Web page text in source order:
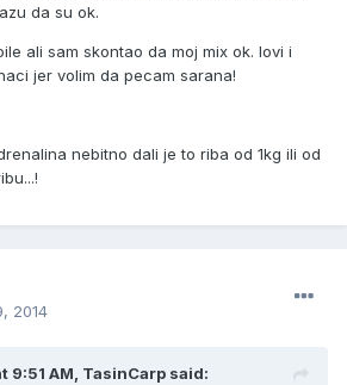
da su ok.
ali sam skontao da moj mix ok. lovi i
jer volim da pecam sarana!
nebitno dali je to riba od 1kg ili od
2014
9:51 AM, TasinCarp said: